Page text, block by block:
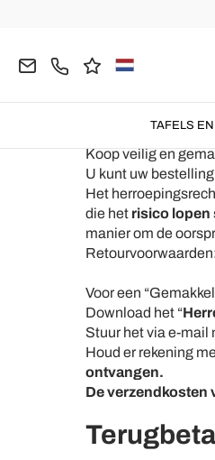
TAFELS
Bruikbare
Koop veilig en
U kunt uw
Het
die het risico lopen
manier om de
Voor een
Download het “
Stuur het via e-mail
Houd er rekening
ontvangen.
De verzendkosten